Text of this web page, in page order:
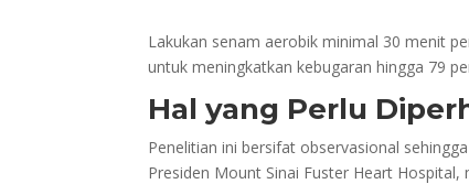
Lakukan senam aerobik minimal 30 menit
untuk meningkatkan kebugaran hingga 79
Hal yang Perlu
Penelitian ini bersifat observasional
Presiden Mount Sinai Fuster Heart